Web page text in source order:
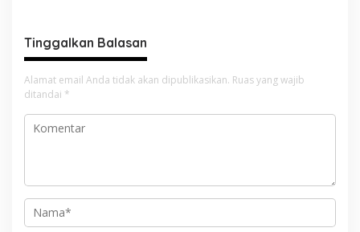
Tinggalkan Balasan
Alamat email Anda tidak akan dipublikasikan. Ruas yang wajib
ditandai *